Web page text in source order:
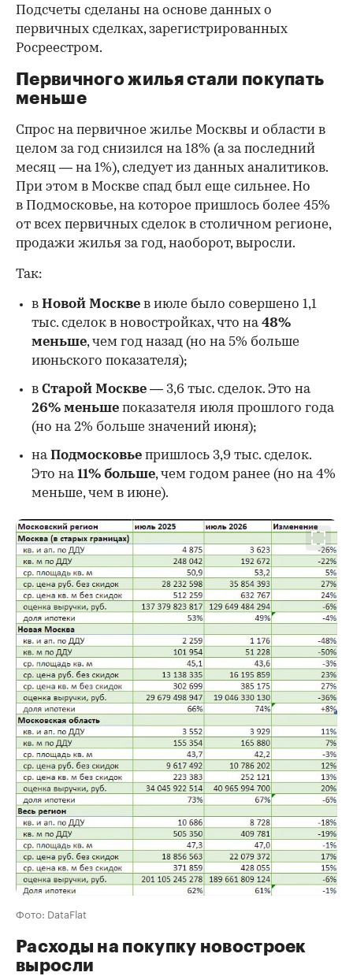
Подсчеты сделаны на основе данных о
первичных сделках, зарегистрированных
Росреестром.
Первичного жилья стали покупать
меньше
Спрос на первичное жилье Москвы и области в
целом за год снизился на 18% (а за последний
месяц — на 1%), следует из данных аналитиков.
При этом в Москве спад был еще сильнее. Но
в Подмосковье, на которое пришлось более 45%
от всех первичных сделок в столичном регионе,
продажи жилья за год, наоборот, выросли.
00:00 / 00:00
Так:
в Новой Москве в июле было совершено 1,1
тыс. сделок в новостройках, что на48%
меньше, чем год назад (но на 5% больше
июньского показателя);
в Старой Москве — 3,6 тыс. сделок. Это на
26% меньше показателя июля прошлого года
(но на 2% больше значений июня);
наПодмосковье пришлось 3,9 тыс. сделок.
Это на11% больше, чем годом ранее (но на 4%
меньше, чем в июне).
Фото: DataFlat
Расходы на покупку новостроек
выросли